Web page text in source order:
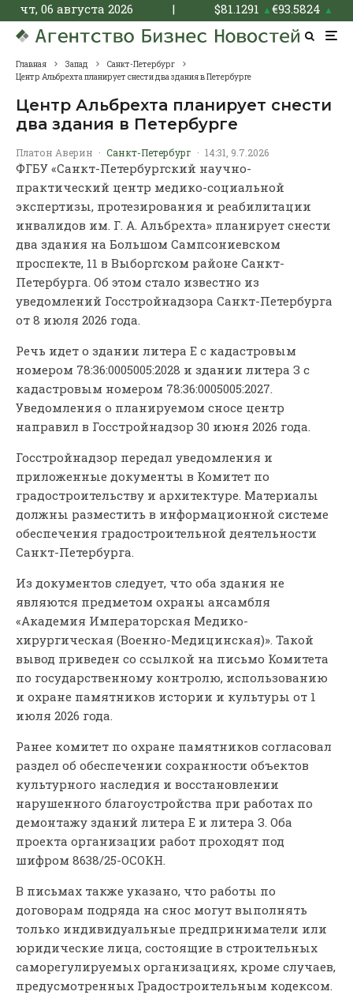
чт, 06 августа 2026 | $81.1291 ▲€93.5824 ▲
Главная Запад
Санкт-Петербург
Центр Альбрехта планирует снести два здания в Петербурге
Центр Альбрехта планирует снести
два здания в Петербурге
Платон Аверин · Санкт-Петербург · 14:31, 9.7.2026
ФГБУ «Санкт-Петербургский научно-
практический центр медико-социальной
экспертизы, протезирования и реабилитации
инвалидов им. Г. А. Альбрехта» планирует снести
два здания на Большом Сампсониевском
проспекте, 11 в Выборгском районе Санкт-
Петербурга. Об этом стало известно из
уведомлений Госстройнадзора Санкт-Петербурга
от 8 июля 2026 года.
Речь идет о здании литера Е с кадастровым
номером 78:36:0005005:2028 и здании литера З с
кадастровым номером 78:36:0005005:2027.
Уведомления о планируемом сносе центр
направил в Госстройнадзор 30 июня 2026 года.
Госстройнадзор передал уведомления и
приложенные документы в Комитет по
градостроительству и архитектуре. Материалы
должны разместить в информационной системе
обеспечения градостроительной деятельности
Санкт-Петербурга.
Из документов следует, что оба здания не
являются предметом охраны ансамбля
«Академия Императорская Медико-
хирургическая (Военно-Медицинская)». Такой
вывод приведен со ссылкой на письмо Комитета
по государственному контролю, использованию
и охране памятников истории и культуры от 1
июля 2026 года.
Ранее комитет по охране памятников согласовал
раздел об обеспечении сохранности объектов
культурного наследия и восстановлении
нарушенного благоустройства при работах по
демонтажу зданий литера Е и литера З. Оба
проекта организации работ проходят под
шифром 8638/25-ОСОКН.
В письмах также указано, что работы по
договорам подряда на снос могут выполнять
только индивидуальные предприниматели или
юридические лица, состоящие в строительных
саморегулируемых организациях, кроме случаев,
предусмотренных Градостроительным кодексом.